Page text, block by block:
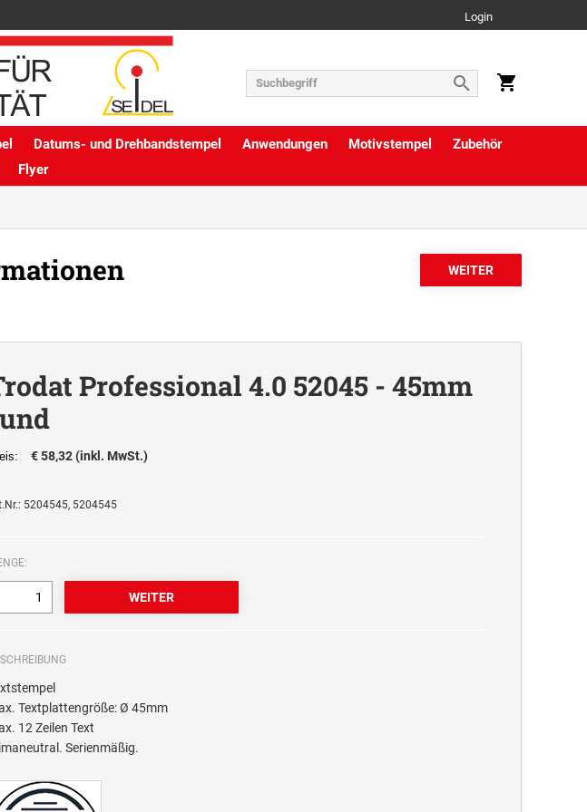
Login
Datums- und Drehbandstempel Anwendungen Motivstempel
Zubehör
Flyer
Professional 4.0 52045 - 45mm
€ 58,32 (inkl. MwSt.)
5204545, 5204545
Textplattengröße: Ø 45mm
12 Zeilen Text
Serienmäßig.